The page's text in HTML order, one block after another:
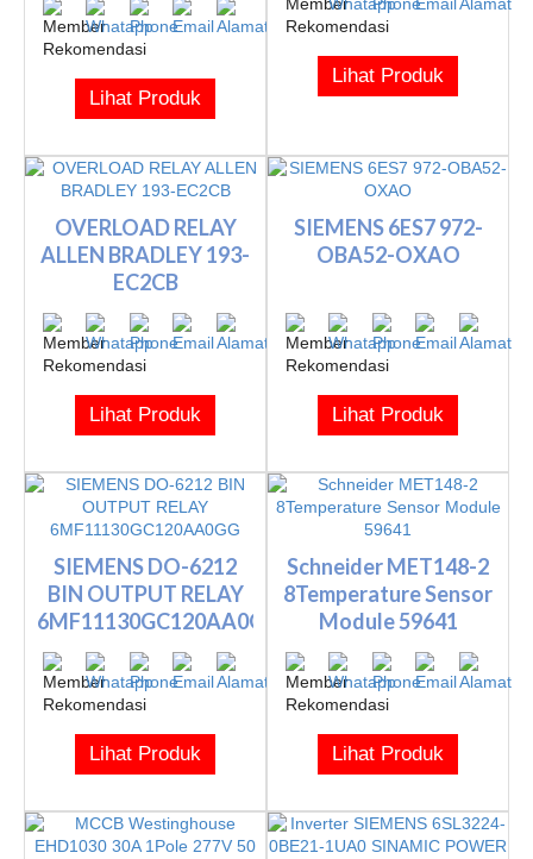
Lihat Produk
Lihat Produk
OVERLOAD RELAY
ALLEN BRADLEY 193-
EC2CB
Lihat Produk
SIEMENS 6ES7 972-
OBA52-OXAO
Lihat Produk
SIEMENS DO-6212
BIN OUTPUT RELAY
6MF11130GC120AA0GG
Lihat Produk
Schneider MET148-2
8Temperature Sensor
Module 59641
Lihat Produk